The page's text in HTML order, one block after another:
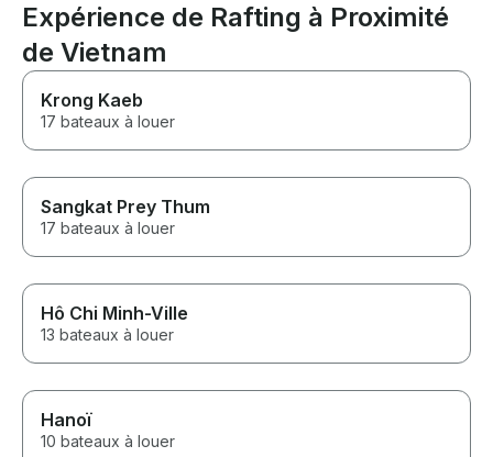
Expérience de Rafting à Proximité
de Vietnam
Krong Kaeb
17 bateaux à louer
Sangkat Prey Thum
17 bateaux à louer
Hô Chi Minh-Ville
13 bateaux à louer
Hanoï
10 bateaux à louer